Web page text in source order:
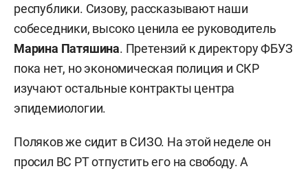
республики. Сизову, рассказывают наши
собеседники, высоко ценила ее руководитель
Марина Патяшина. Претензий к директору ФБУЗ
пока нет, но экономическая полиция и СКР
изучают остальные контракты центра
эпидемиологии.
Поляков же сидит в СИЗО. На этой неделе он
просил ВС РТ отпустить его на свободу. А